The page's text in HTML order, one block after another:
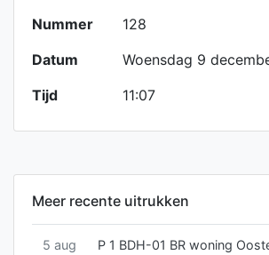
Nummer
128
Datum
Woensdag 9
Tijd
11:07
Meer recente uitrukken
5 aug
P 1 BDH-01 BR woning